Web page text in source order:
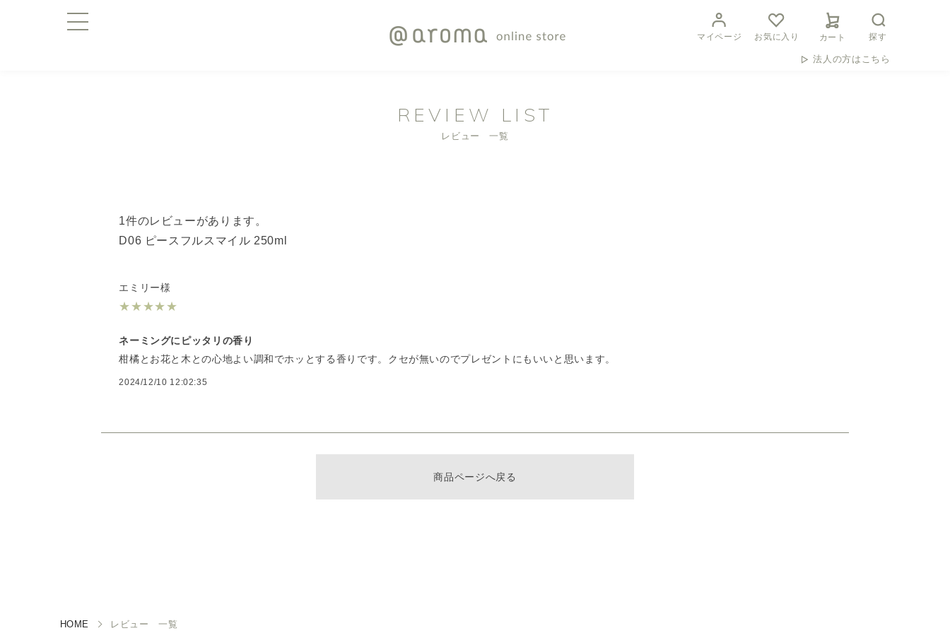
マイページ お気に入り カート 探す
法人の方はこちら
REVIEW LIST
レビュー 一覧
1件のレビューがあります。
D06 ピースフルスマイル 250ml
エミリー様
★★★★★
ネーミングにピッタリの香り
柑橘とお花と木との心地よい調和でホッとする香りです。クセが無いのでプレゼントにもいいと思います。
2024/12/10 12:02:35
商品ページへ戻る
HOME レビュー 一覧